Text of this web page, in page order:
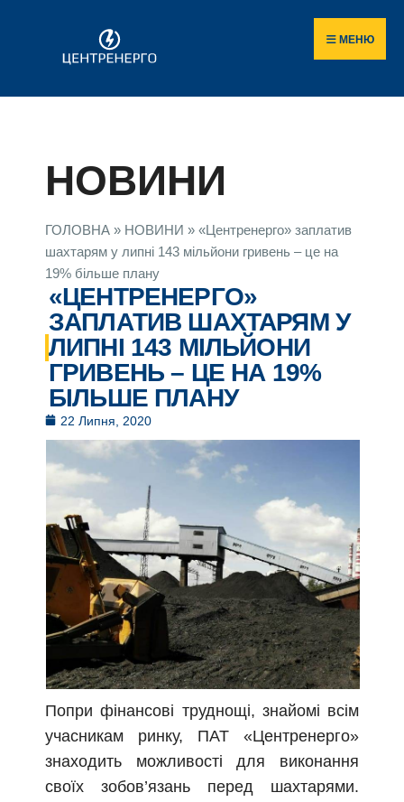
МЕНЮ
НОВИНИ
ГОЛОВНА » НОВИНИ » «Центренерго» заплатив
шахтарям у липні 143 мільйони гривень – це на
19% більше плану
«ЦЕНТРЕНЕРГО»
ЗАПЛАТИВ ШАХТАРЯМ У
ЛИПНІ 143 МІЛЬЙОНИ
ГРИВЕНЬ – ЦЕ НА 19%
БІЛЬШЕ ПЛАНУ
22 Липня, 2020
Попри фінансові труднощі, знайомі всім
учасникам ринку, ПАТ «Центренерго»
знаходить можливості для виконання
своїх зобов’язань перед шахтарями.